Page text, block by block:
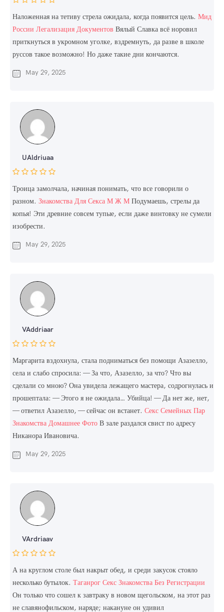
Наложенная на тетиву стрела ожидала, когда появится цель. Мид
России Легализация Документов Вялый Славка всё норовил
приткнуться в укромном уголке, вздремнуть, да разве в школе
руссов такое возможно! Но даже такие дни кончаются.
May 29, 2025
UAldriuaa
Троица замолчала, начиная понимать, что все говорили о
разном. Знакомства Для Секса М Ж М Подумаешь, стрелы да
копья! Эти древние совсем тупые, если даже винтовку не сумели
изобрести.
May 29, 2025
VAddriaar
Маргарита вздохнула, стала подниматься без помощи Азазелло,
села и слабо спросила: — За что, Азазелло, за что? Что вы
сделали со мною? Она увидела лежащего мастера, содрогнулась и
прошептала: — Этого я не ожидала… Убийца! — Да нет же, нет,
— ответил Азазелло, — сейчас он встанет. Секс Семейных Пар
Знакомства Домашнее Фото В зале раздался свист по адресу
Никанора Ивановича.
May 29, 2025
VArdriaav
А на круглом столе был накрыт обед, и среди закусок стояло
несколько бутылок. Таганрог Секс Знакомства Без Регистрации
Он только что сошел к завтраку в новом щегольском, на этот раз
не славянофильском, наряде; накануне он удивил